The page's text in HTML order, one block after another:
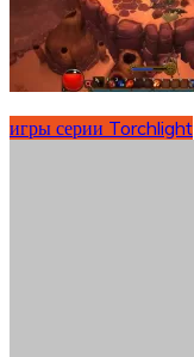
игры серии Torchlight